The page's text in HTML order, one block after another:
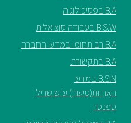
B.A בפסיכולוגיה
B.S.W בעבודה סוציאלית
B.A רב תחומי במדעי החברה
B.A בתקשורת
B.S.N במדעי
האֲחָיוּת(סיעוד) ע"ש שריל
ספנסר